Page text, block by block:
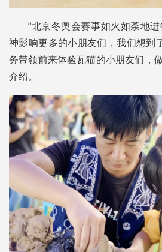
“北京冬奥会赛事如火如荼地
神影响更多的小朋友们，我们想到
务带领前来体验瓦猫的小朋友们，
介绍。